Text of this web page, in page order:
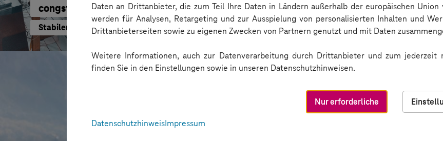
Daten an Drittanbieter, die zum Teil Ihre Daten in Ländern außerhalb der europäischen
werden für Analysen, Retargeting und zur Ausspielung von personalisierten Inhalten und
Drittanbieterseiten sowie zu eigenen Zwecken von Partnern genutzt und mit Daten
Weitere Informationen, auch zur Datenverarbeitung durch Drittanbieter und zum jederzeit
finden Sie in den Einstellungen sowie in unseren Datenschutzhinweisen.
Nur erforderliche
DatenschutzhinweisImpressum
congstar
Stabiler Betrieb der IT-Infrastruktur
EPLAN